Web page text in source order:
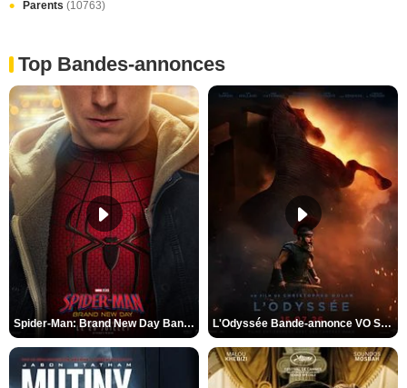
Parents (10763)
Top Bandes-annonces
Spider-Man: Brand New Day Bande-annonce VO STFR L'Odyssée Bande-annonce VO STFR